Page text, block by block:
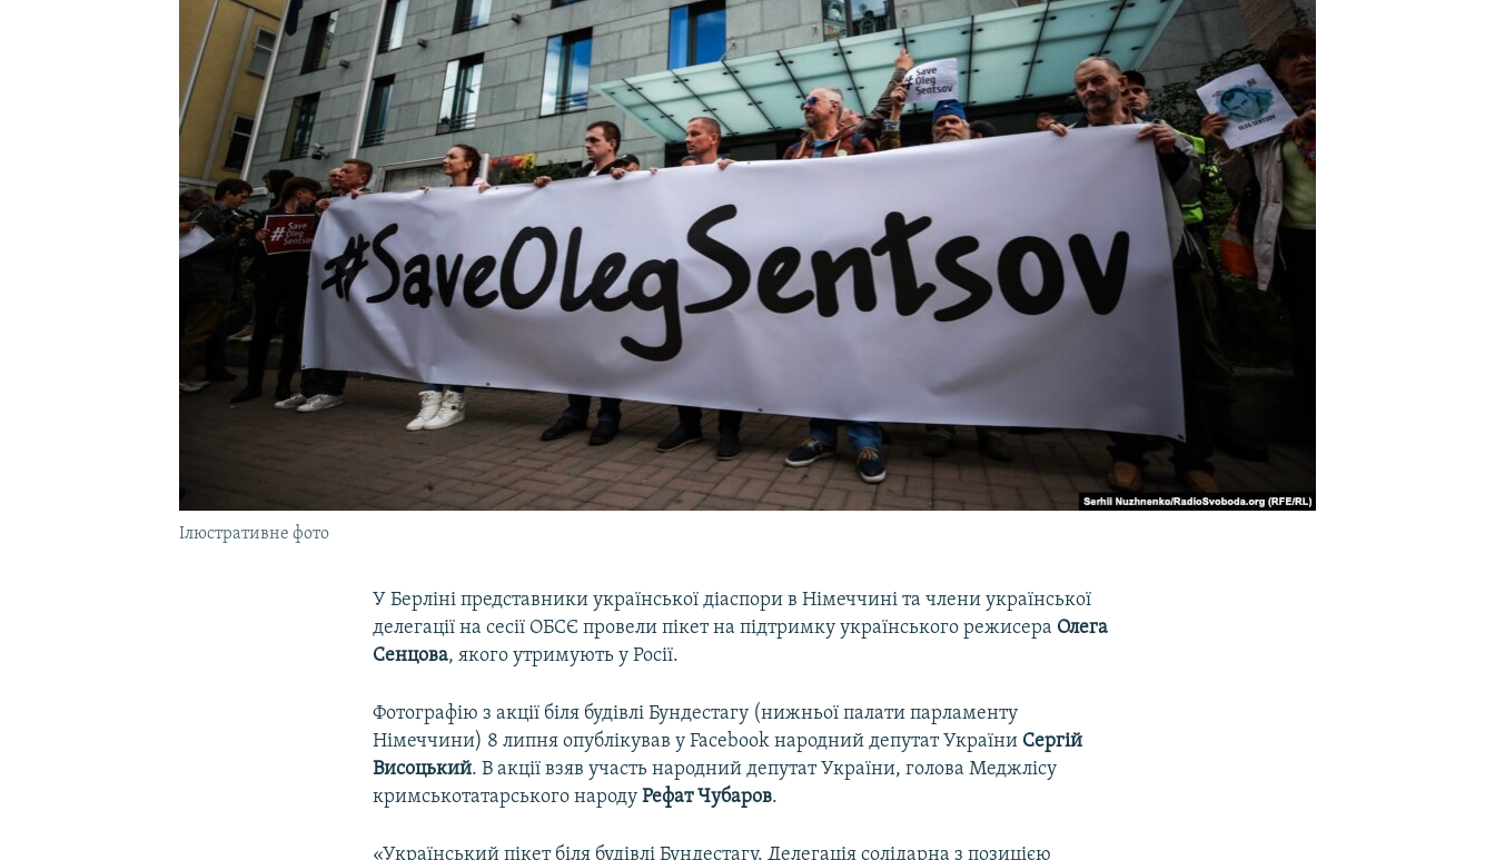
УКРАЇНСЬКА ПРОБЛЕМА КРИМУ
Ілюстративне фото
У Берліні представники української діаспори в Німеччині та члени української
делегації на сесії ОБСЄ провели пікет на підтримку українського режисера Олега
Сенцова, якого утримують у Росії.
Фотографію з акції біля будівлі Бундестагу (нижньої палати парламенту
Німеччини) 8 липня опублікував у Facebook народний депутат України Сергій
Висоцький. В акції взяв участь народний депутат України, голова Меджлісу
кримськотатарського народуРефат Чубаров.
«Український пікет біля будівлі Бундестагу. Делегація солідарна з позицією